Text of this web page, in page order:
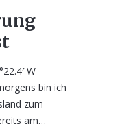
W
bin ich
zum
am…